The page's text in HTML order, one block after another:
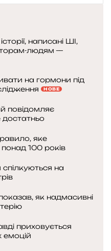
написані ШІ,
людям —
на гормони під
НОВЕ
повідомляє
яке
100 років
на
як надмасивні
приховується
емоцій